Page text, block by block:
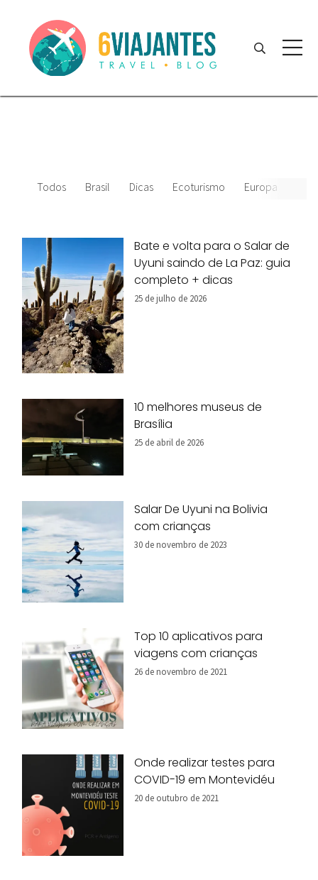
Todos Brasil Dicas Ecoturismo Europa
Bate e volta para o Salar de
Uyuni saindo de La Paz: guia
completo + dicas
25 de julho de 2026
10 melhores museus de
Brasília
25 de abril de 2026
Salar De Uyuni na Bolivia
com crianças
30 de novembro de 2023
Top 10 aplicativos para
viagens com crianças
26 de novembro de 2021
Onde realizar testes para
COVID-19 em Montevidéu
20 de outubro de 2021